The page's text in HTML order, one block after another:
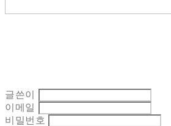
글쓴이
이메일
비밀번호